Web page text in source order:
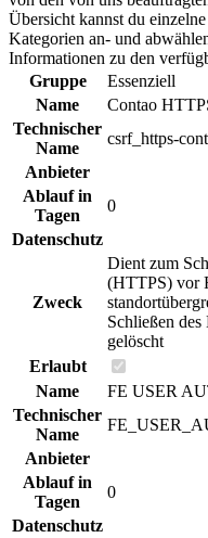
Übersicht kannst du
Kategorien an- und
Informationen zu den
Gruppe
Essenziell
Name
Contao
Technischer
Name
csrf_https-
Anbieter
Ablauf in
Tagen
0
Datenschutz
Zweck
Dient zum
(HTTPS) vor
Schließen
gelöscht
Erlaubt
Name
FE USER
Technischer
Name
Anbieter
Ablauf in
Tagen
0
Datenschutz